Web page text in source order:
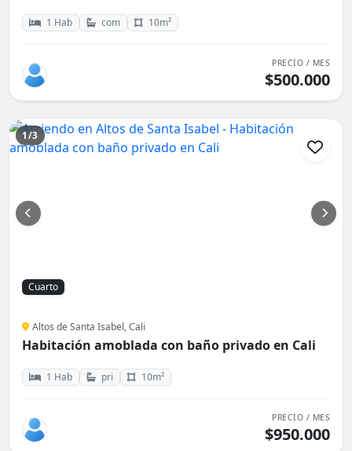
1 Hab com 10m²
PRECIO / MES
$500.000
1/3
Cuarto
Altos de Santa Isabel, Cali
Habitación amoblada con baño privado en Cali
1 Hab pri 10m²
PRECIO / MES
$950.000